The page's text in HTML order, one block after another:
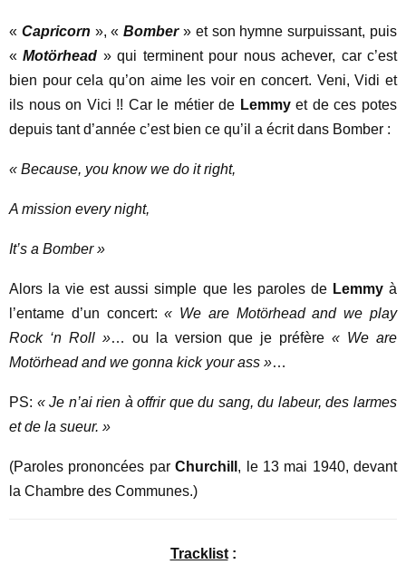
« Capricorn », «Bomber » et son hymne surpuissant, puis
«Motörhead » qui terminent pour nous achever, car c’est
bien pour cela qu’on aime les voir en concert. Veni, Vidi et
ils nous on Vici !! Car le métier de Lemmyet de ces potes
depuis tant d’année c’est bien ce qu’il a écrit dans Bomber :
« Because, you know we do it right,
A mission every night,
It’s a Bomber »
Alors la vie est aussi simple que les paroles de Lemmyà
l’entame d’un concert:« We are Motörhead and we play
Rock ‘n Roll »… ou la version que je préfère« We are
Motörhead and we gonna kick your ass »…
PS: « Je n’ai rien à offrir que du sang, du labeur, des larmes
et de la sueur. »
(Paroles prononcées parChurchill , le 13 mai 1940, devant
la Chambre des Communes.)
Tracklist: